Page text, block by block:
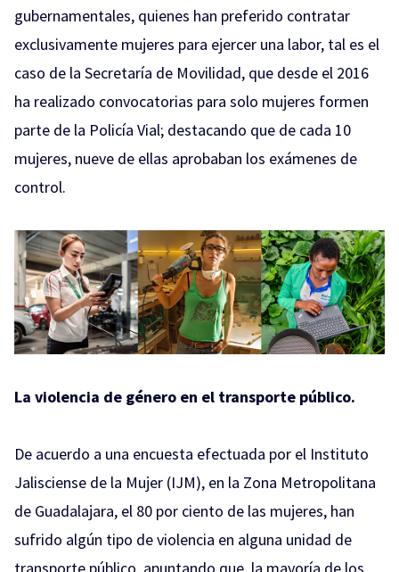
gubernamentales, quienes han preferido contratar
exclusivamente mujeres para ejercer una labor, tal es el
caso de la Secretaría de Movilidad, que desde el 2016
ha realizado convocatorias para solo mujeres formen
parte de la Policía Vial; destacando que de cada 10
mujeres, nueve de ellas aprobaban los exámenes de
control.
La violencia de género en el transporte público.
De acuerdo a una encuesta efectuada por el Instituto
Jalisciense de la Mujer (IJM), en la Zona Metropolitana
de Guadalajara, el 80 por ciento de las mujeres, han
sufrido algún tipo de violencia en alguna unidad de